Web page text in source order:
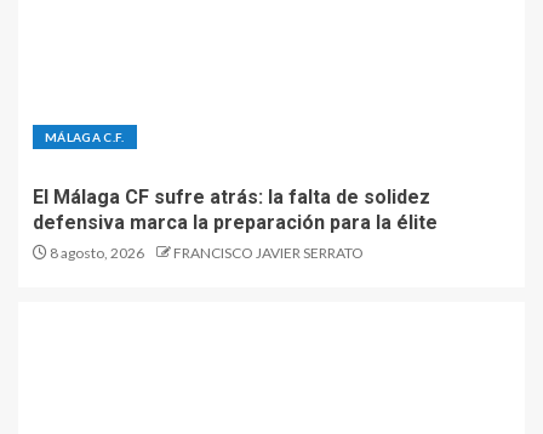
MÁLAGA C.F.
El Málaga CF sufre atrás: la falta de solidez
defensiva marca la preparación para la élite
8 agosto, 2026 FRANCISCO JAVIER SERRATO